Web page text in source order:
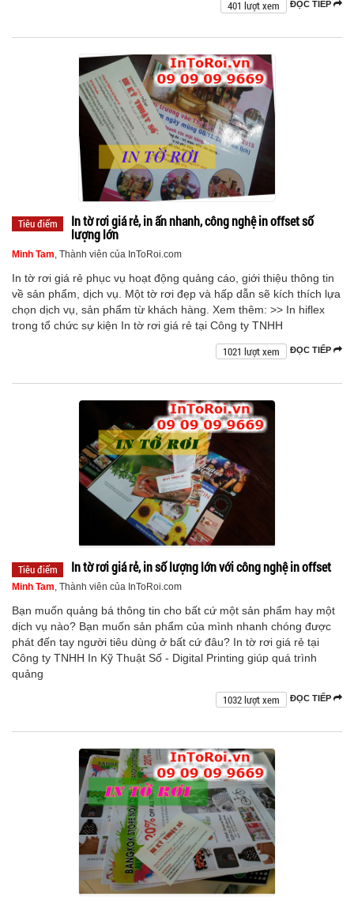
ĐỌC TIẾP
401 lượt xem
Tiêu điểm
In tờ rơi giá rẻ, in ấn nhanh, công nghệ in offset số
lượng lớn
Minh Tam , Thành viên của InToRoi.com
In tờ rơi giá rẻ phục vụ hoạt động quảng cáo, giới thiệu thông tin
về sản phẩm, dịch vụ. Một tờ rơi đẹp và hấp dẫn sẽ kích thích lựa
chọn dịch vụ, sản phẩm từ khách hàng. Xem thêm: >> In hiflex
trong tổ chức sự kiện In tờ rơi giá rẻ tại Công ty TNHH
ĐỌC TIẾP
1021 lượt xem
Tiêu điểm In tờ rơi giá rẻ, in số lượng lớn với công nghệ in offset
Minh Tam , Thành viên của InToRoi.com
Bạn muốn quảng bá thông tin cho bất cứ một sản phẩm hay một
dịch vụ nào? Bạn muốn sản phẩm của mình nhanh chóng được
phát đến tay người tiêu dùng ở bất cứ đâu? In tờ rơi giá rẻ tại
Công ty TNHH In Kỹ Thuật Số - Digital Printing giúp quá trình
quảng
ĐỌC TIẾP
1032 lượt xem